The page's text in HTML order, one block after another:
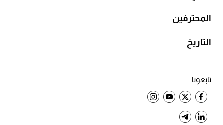
تابعونا
المحترفين
التاريخ